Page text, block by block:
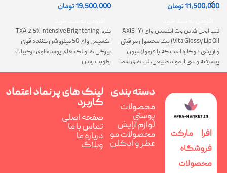
11,500,000تومان
لیپ اویل شاین ویتا اکسس وای (AXIS-Y
Vita Glossy Lip Oil) یک محصول مراقبتی
و آرایشی دوکاره است که با فرمولاسیون
پیشرفته و غنی از مواد طبیعی، لب های شما
را همزمان ترمیم، تغذیه و فوق العاده
19,500,000تومان
کرم TXA 2.5% Intensive Brightening
اکسیس وای 50 میلروشن کننده قوی
تیرگی ها و لک های پوستحاوی ترکیبات
رطوبت رسان
افرا مارکت
فروشگاه
محصولات
دسته بندی
محصولات
پوستی
لوازم آرایش
محصولات مو
عطر و ادکلن
لینک های پر
کاربرد
صفحه اصلی
تماس با ما
درباره ما
وبلاگ
نماد اعتماد